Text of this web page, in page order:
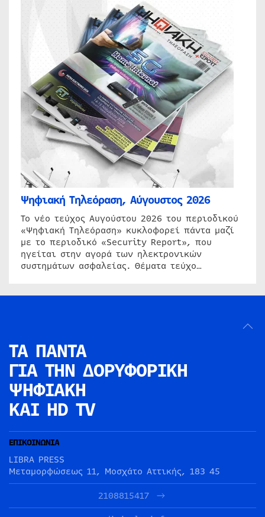
Ψηφιακή Τηλεόραση, Αύγουστος 2026
Το νέο τεύχος Αυγούστου 2026 του περιοδικού
«Ψηφιακή Τηλεόραση» κυκλοφορεί πάντα μαζί
με το περιοδικό «Security Report», που
ηγείται στην αγορά των ηλεκτρονικών
συστημάτων ασφαλείας. Θέματα τεύχο…
ΤΑ ΠΑΝΤΑ
ΓΙΑ ΤΗΝ ΔΟΡΥΦΟΡΙΚΗ
ΨΗΦΙΑΚΗ
ΚΑΙ HD TV
ΕΠΙΚΟΙΝΩΝΙΑ
LIBRA PRESS
Μεταμορφώσεως 11, Μοσχάτο Αττικής, 183 45
2108815417